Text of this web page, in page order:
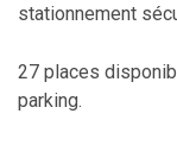
stationnement
27 places
parking.